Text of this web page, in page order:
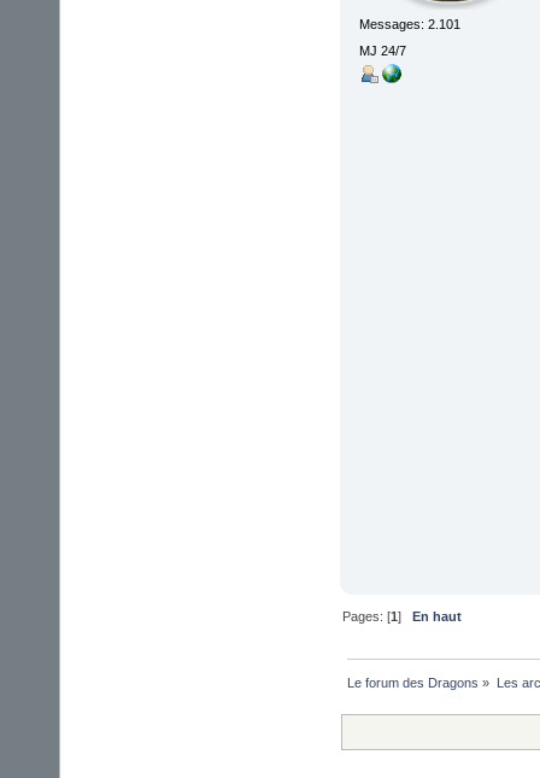
Messages: 2.101
MJ 24/7
Pages: [1]En haut
Le forum des Dragons » Les